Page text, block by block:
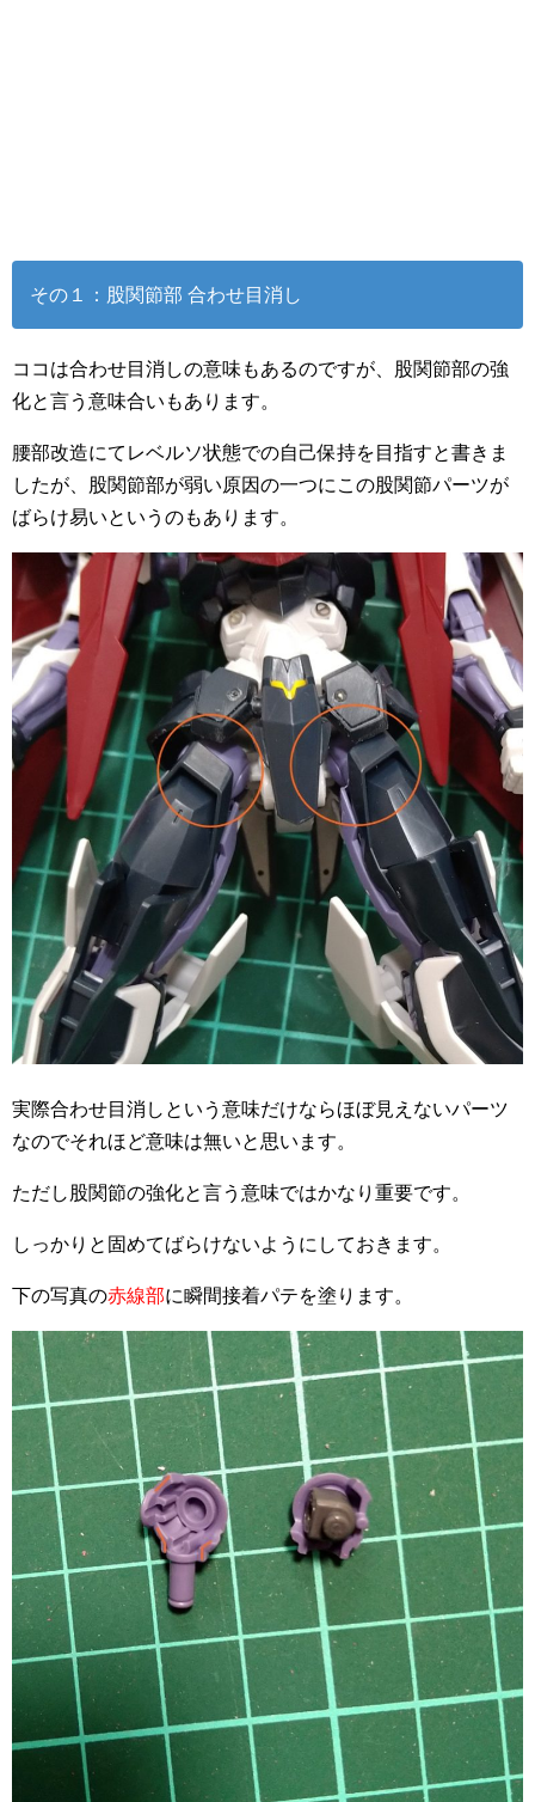
その１：股関節部 合わせ目消し
ココは合わせ目消しの意味もあるのですが、股関節部の強
化と言う意味合いもあります。
腰部改造にてレベルソ状態での自己保持を目指すと書きま
したが、股関節部が弱い原因の一つにこの股関節パーツが
ばらけ易いというのもあります。
実際合わせ目消しという意味だけならほぼ見えないパーツ
なのでそれほど意味は無いと思います。
ただし股関節の強化と言う意味ではかなり重要です。
しっかりと固めてばらけないようにしておきます。
下の写真の赤線部に瞬間接着パテを塗ります。